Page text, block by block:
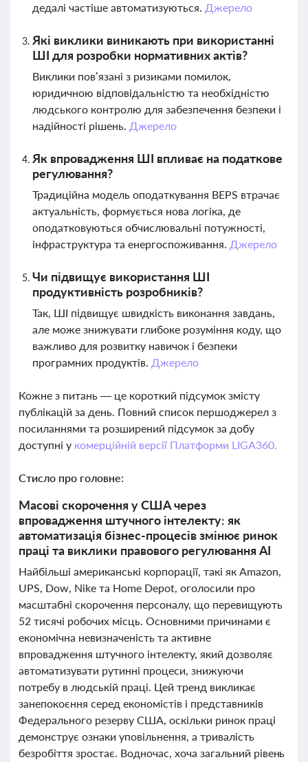
дедалі частіше автоматизуються. Джерело
Які виклики виникають при використанні
ШІ для розробки нормативних актів?
Виклики пов’язані з ризиками помилок,
юридичною відповідальністю та необхідністю
людського контролю для забезпечення безпеки і
надійності рішень. Джерело
Як впровадження ШІ впливає на податкове
регулювання?
Традиційна модель оподаткування BEPS втрачає
актуальність, формується нова логіка, де
оподатковуються обчислювальні потужності,
інфраструктура та енергоспоживання. Джерело
Чи підвищує використання ШІ
продуктивність розробників?
Так, ШІ підвищує швидкість виконання завдань,
але може знижувати глибоке розуміння коду, що
важливо для розвитку навичок і безпеки
програмних продуктів. Джерело
Кожне з питань — це короткий підсумок змісту
публікацій за день. Повний список першоджерел з
посиланнями та розширений підсумок за добу
доступні у комерційній версії Платформи LIGA360.
Стисло про головне:
Масові скорочення у США через
впровадження штучного інтелекту: як
автоматизація бізнес-процесів змінює ринок
праці та виклики правового регулювання АІ
Найбільші американські корпорації, такі як Amazon,
UPS, Dow, Nike та Home Depot, оголосили про
масштабні скорочення персоналу, що перевищують
52 тисячі робочих місць. Основними причинами є
економічна невизначеність та активне
впровадження штучного інтелекту, який дозволяє
автоматизувати рутинні процеси, знижуючи
потребу в людській праці. Цей тренд викликає
занепокоєння серед економістів і представників
Федерального резерву США, оскільки ринок праці
демонструє ознаки уповільнення, а тривалість
безробіття зростає. Водночас, хоча загальний рівень